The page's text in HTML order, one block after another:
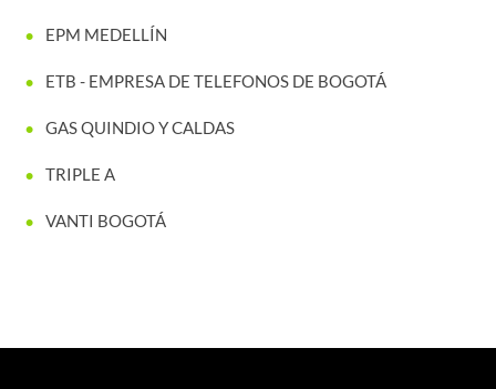
EPM MEDELLÍN
ETB - EMPRESA DE TELEFONOS DE BOGOTÁ
GAS QUINDIO Y CALDAS
TRIPLE A
VANTI BOGOTÁ